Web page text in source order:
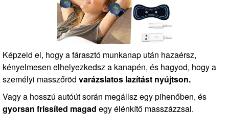
Képzeld el, hogy a fárasztó munkanap után hazaérsz,
kényelmesen elhelyezkedsz a kanapén, és hagyod, hogy a
személyi masszőröd varázslatos lazítást nyújtson.
Vagy a hosszú autóút során megállsz egy pihenőben, és
gyorsan frissíted magad egy élénkítő masszázzsal.